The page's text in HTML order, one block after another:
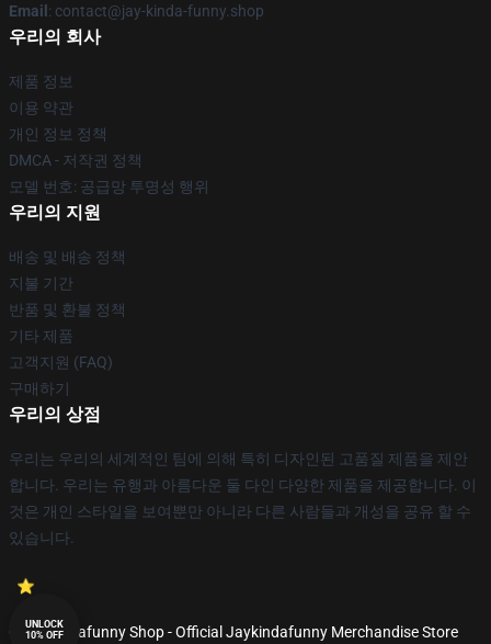
Email : contact@jay-kinda-funny.shop
우리의 회사
제품 정보
이용 약관
개인 정보 정책
DMCA - 저작권 정책
모델 번호: 공급망 투명성 행위
우리의 지원
배송 및 배송 정책
지불 기간
반품 및 환불 정책
기타 제품
고객지원 (FAQ)
구매하기
우리의 상점
우리는 우리의 세계적인 팀에 의해 특히 디자인된 고품질 제품을 제안
합니다. 우리는 유행과 아름다운 둘 다인 다양한 제품을 제공합니다. 이
것은 개인 스타일을 보여뿐만 아니라 다른 사람들과 개성을 공유 할 수
있습니다.
© Jaykindafunny Shop - Official Jaykindafunny Merchandise Store
UNLOCK
10% OFF